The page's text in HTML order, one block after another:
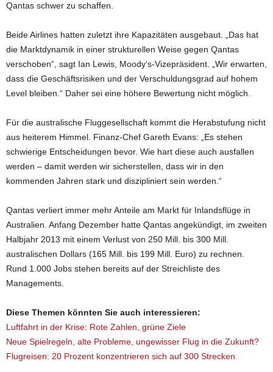
Qantas schwer zu schaffen.
Beide Airlines hatten zuletzt ihre Kapazitäten ausgebaut. „Das hat
die Marktdynamik in einer strukturellen Weise gegen Qantas
verschoben“, sagt Ian Lewis, Moody‘s-Vizepräsident. „Wir erwarten,
dass die Geschäftsrisiken und der Verschuldungsgrad auf hohem
Level bleiben.“ Daher sei eine höhere Bewertung nicht möglich.
Für die australische Fluggesellschaft kommt die Herabstufung nicht
aus heiterem Himmel. Finanz-Chef Gareth Evans: „Es stehen
schwierige Entscheidungen bevor. Wie hart diese auch ausfallen
werden – damit werden wir sicherstellen, dass wir in den
kommenden Jahren stark und diszipliniert sein werden.“
Qantas verliert immer mehr Anteile am Markt für Inlandsflüge in
Australien. Anfang Dezember hatte Qantas angekündigt, im zweiten
Halbjahr 2013 mit einem Verlust von 250 Mill. bis 300 Mill.
australischen Dollars (165 Mill. bis 199 Mill. Euro) zu rechnen.
Rund 1.000 Jobs stehen bereits auf der Streichliste des
Managements.
Diese Themen könnten Sie auch interessieren:
Luftfahrt in der Krise: Rote Zahlen, grüne Ziele
Neue Spielregeln, alte Probleme, ungewisser Flug in die Zukunft?
Flugreisen: 20 Prozent konzentrieren sich auf 300 Strecken